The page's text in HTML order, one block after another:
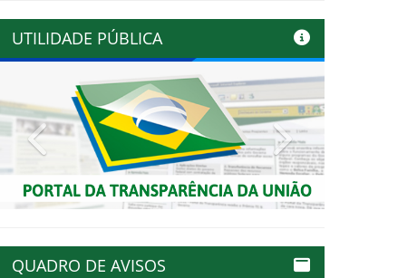
UTILIDADE PÚBLICA
Previous Next
QUADRO DE AVISOS